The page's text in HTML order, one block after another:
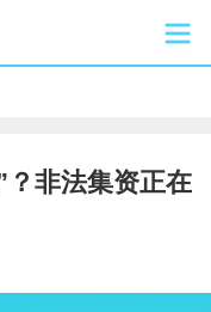
？非法集资正在